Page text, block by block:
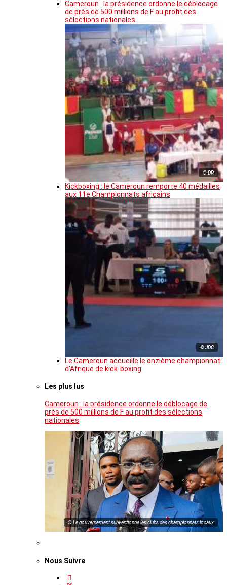
Cameroun : la présidence ordonne le déblocage
de près de 500 millions de F au profit des
sélections nationales
© DR
Kickboxing : le Cameroun remporte 40 médailles
aux 11e Championnats africains
© JDC
Le Cameroun accueille le onzième championnat
d’Afrique de kick-boxing
Les plus lus
Cameroun : la présidence ordonne le déblocage de
près de 500 millions de F au profit des sélections
nationales
© Le gouvernement subventionne les clubs des championnats locaux
Nous Suivre